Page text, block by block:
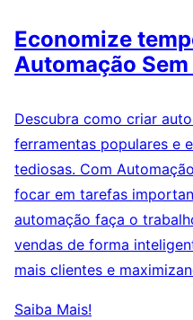
Economize
Automação
Descubra como criar
ferramentas populares e
tediosas. Com
focar em tarefas
automação faça o
vendas de forma
mais clientes e
Saiba Mais!